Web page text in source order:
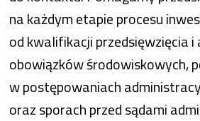
na każdym etapie procesu
od kwalifikacji przedsięwzięcia i
obowiązków środowiskowych,
w postępowaniach
oraz sporach przed sądami